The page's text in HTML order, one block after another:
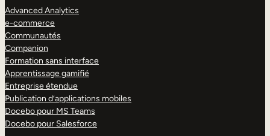
Advanced Analytics
e-commerce
Communautés
Companion
Formation sans interface
Apprentissage gamifié
Entreprise étendue
Publication d’applications mobiles
Docebo pour MS Teams
Docebo pour Salesforce